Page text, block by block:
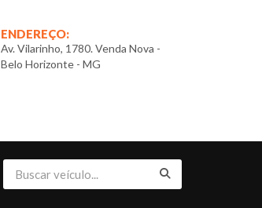
ENDEREÇO:
Av. Vilarinho, 1780. Venda Nova -
Belo Horizonte - MG